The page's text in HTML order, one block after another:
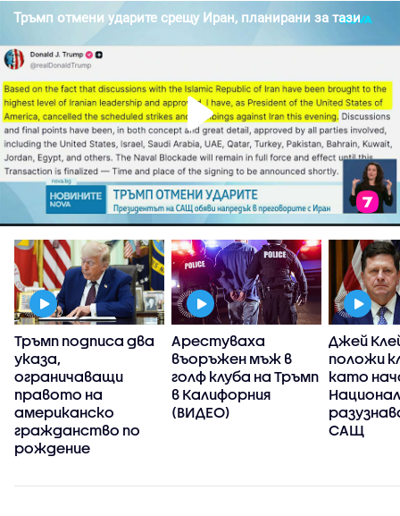
Тръмп подписа два
указа,
ограничаващи
правото на
американско
гражданство по
рождение
Арестуваха
въоръжен мъж в
голф клуба на Тръмп
в Калифорния
(ВИДЕО)
Джей
положи
като
САЩ